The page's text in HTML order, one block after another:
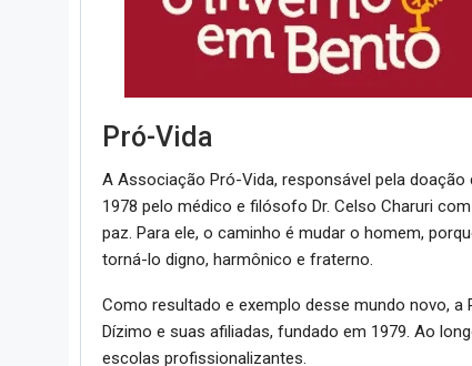
Pró-Vida
A Associação Pró-Vida, responsável pela
1978 pelo médico e filósofo Dr. Celso Charuri
paz. Para ele, o caminho é mudar o homem,
torná-lo digno, harmônico e fraterno.
Como resultado e exemplo desse mundo novo, a
Dízimo e suas afiliadas, fundado em 1979. Ao
escolas profissionalizantes.